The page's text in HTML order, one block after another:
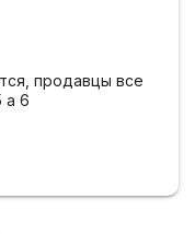
продавцы все
а 6